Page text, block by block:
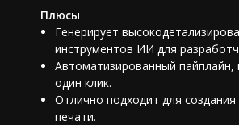
Плюсы
Генерирует
инструментов ИИ для
Автоматизированный
один клик.
Отлично подходит для
печати.